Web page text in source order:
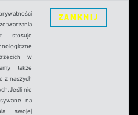
stosuje
w
także
z naszych
nie
na
swojej
ZAMKNIJ